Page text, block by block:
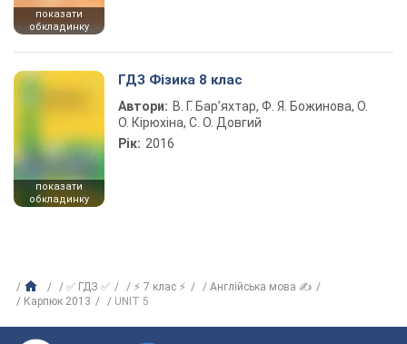
показати
обкладинку
показати
обкладинку
ГДЗ Фізика 8 клас
Автори: В. Г. Бар’яхтар, Ф. Я. Божинова, О.
О. Кірюхіна, С. О. Довгий
Рік: 2016
✅ ГДЗ ✅ ⚡ 7 клас ⚡
Англійська мова ✍
Карпюк 2013
UNIT 5